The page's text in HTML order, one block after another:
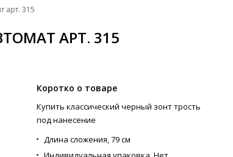
арт. 315
АРТ. 315
Коротко о товаре
Купить классический черный зонт трость
под нанесение
Длина сложения, 79 см